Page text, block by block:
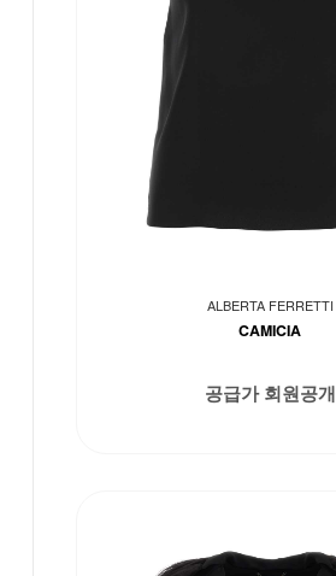
ALBERTA FERRETTI
CAMICIA
공급가 회원공개